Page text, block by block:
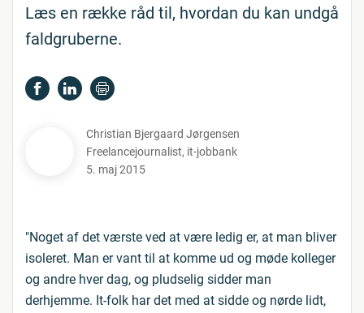
Læs en række råd til, hvordan du kan undgå
faldgruberne.
Christian Bjergaard Jørgensen
Freelancejournalist, it-jobbank
5. maj 2015
"Noget af det værste ved at være ledig er, at man bliver
isoleret. Man er vant til at komme ud og møde kolleger
og andre hver dag, og pludselig sidder man
derhjemme. It-folk har det med at sidde og nørde lidt,